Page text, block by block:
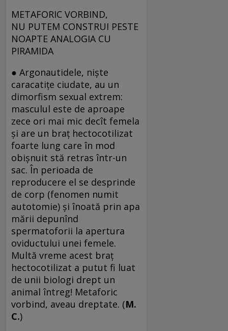
METAFORIC VORBIND,
NU PUTEM CONSTRUI PESTE
NOAPTE ANALOGIA CU
PIRAMIDA
● Argonautidele, nişte
caracatiţe ciudate, au un
dimorfism sexual extrem:
masculul este de aproape
zece ori mai mic decît femela
şi are un braţ hectocotilizat
foarte lung care în mod
obişnuit stă retras într-un
sac. În perioada de
reproducere el se desprinde
de corp (fenomen numit
autotomie) şi înoată prin apa
mării depunînd
spermatoforii la apertura
oviductului unei femele.
Multă vreme acest braţ
hectocotilizat a putut fi luat
de unii biologi drept un
animal întreg! Metaforic
vorbind, aveau dreptate. (M.
C.)